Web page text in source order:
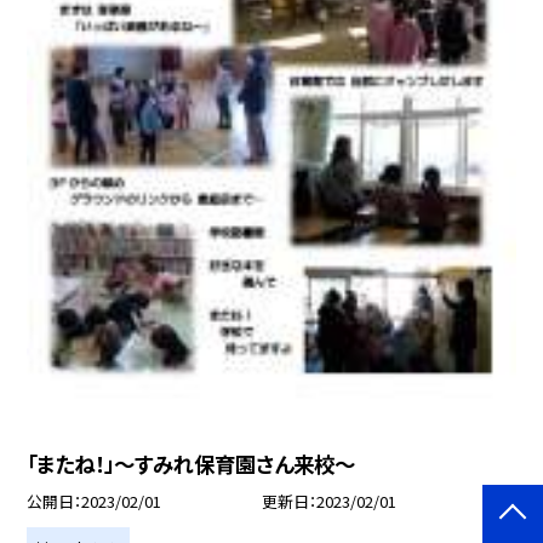
「またね！」〜すみれ保育園さん来校〜
公開日 2023/02/01 更新日 2023/02/01